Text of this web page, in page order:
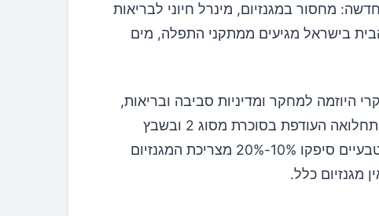
מחסור במגנזיום, מינרל חיוני לבריאות
במשקי הבית בישראל מגיעים ממתקני התפלה, מים
היוזמה למחקר ומדיניות סביבה ובריאות,
מצא כי מחסור במגנזיום מגביר את התחלואה העודפת בסוכרת מסוג 2 ובשבץ
איסכמי. לפני עידן ההתפלה, המים הטבעיים סיפקו 10%-20% מצריכת המגנזיום
מגנזיום כלל.